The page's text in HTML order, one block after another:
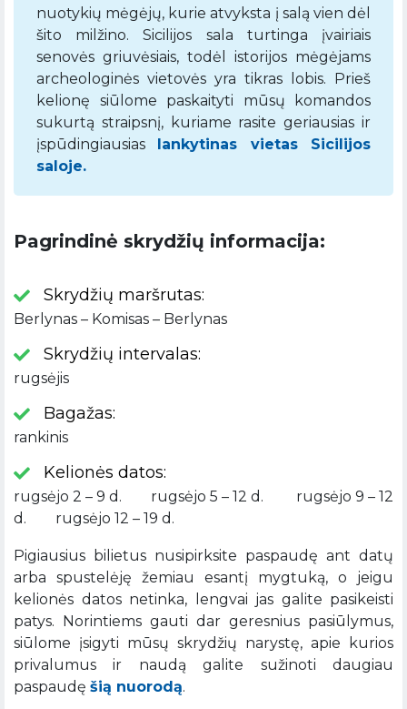
nuotykių mėgėjų, kurie atvyksta į salą vien dėl
šito milžino. Sicilijos sala turtinga įvairiais
senovės griuvėsiais, todėl istorijos mėgėjams
archeologinės vietovės yra tikras lobis. Prieš
kelionę siūlome paskaityti mūsų komandos
sukurtą straipsnį, kuriame rasite geriausias ir
įspūdingiausias lankytinas vietas Sicilijos
saloje.
Pagrindinė skrydžių informacija:
Skrydžių maršrutas:
Berlynas – Komisas – Berlynas
Skrydžių intervalas:
rugsėjis
Bagažas:
rankinis
Kelionės datos:
rugsėjo 2 – 9 d. rugsėjo 5 – 12 d. rugsėjo 9 – 12
d. rugsėjo 12 – 19 d.
Pigiausius bilietus nusipirksite paspaudę ant datų
arba spustelėję žemiau esantį mygtuką, o jeigu
kelionės datos netinka, lengvai jas galite pasikeisti
patys. Norintiems gauti dar geresnius pasiūlymus,
siūlome įsigyti mūsų skrydžių narystę, apie kurios
privalumus ir naudą galite sužinoti daugiau
paspaudę šią nuorodą.